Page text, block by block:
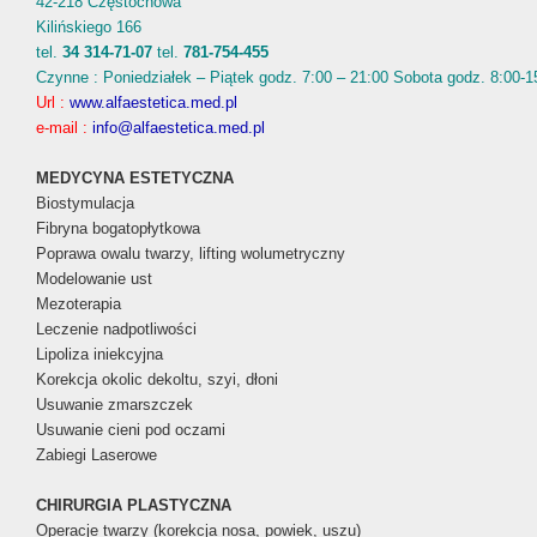
Kilińskiego 166
tel. 34 314-71-07 tel. 781-754-455
Czynne : Poniedziałek – Piątek godz. 7:00 – 21:00 Sobota godz. 8:00-
Url : www.alfaestetica.med.pl
e-mail : info@alfaestetica.med.pl
MEDYCYNA ESTETYCZNA
Biostymulacja
Fibryna bogatopłytkowa
Poprawa owalu twarzy, lifting wolumetryczny
Modelowanie ust
Mezoterapia
Leczenie nadpotliwości
Lipoliza iniekcyjna
Korekcja okolic dekoltu, szyi, dłoni
Usuwanie zmarszczek
Usuwanie cieni pod oczami
Zabiegi Laserowe
CHIRURGIA PLASTYCZNA
Operacje twarzy (korekcja nosa, powiek, uszu)